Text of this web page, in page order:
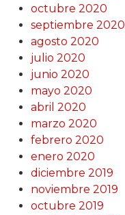
octubre 2020
septiembre 2020
agosto 2020
julio 2020
junio 2020
mayo 2020
abril 2020
marzo 2020
febrero 2020
enero 2020
diciembre 2019
noviembre 2019
octubre 2019